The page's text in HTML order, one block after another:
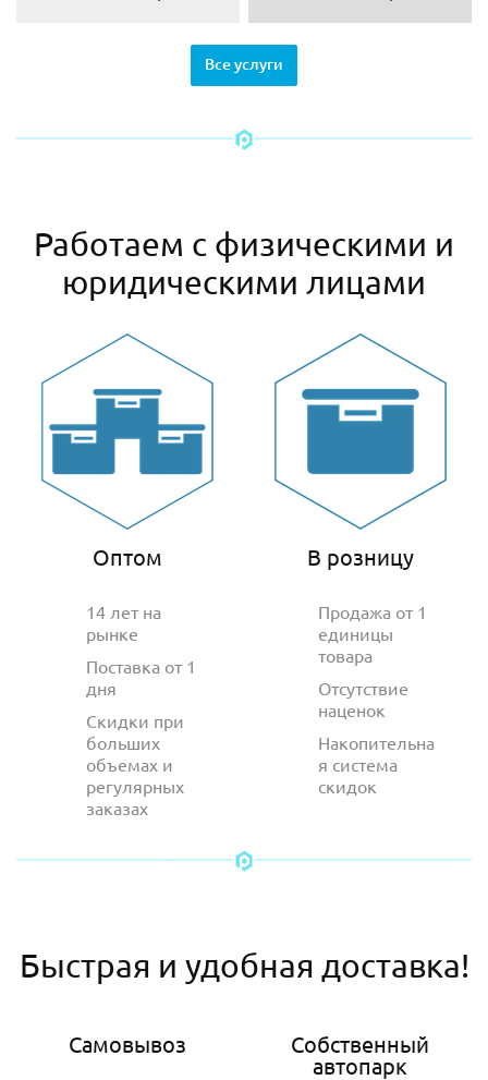
Все услуги
Работаем с физическими и
юридическими лицами
Оптом
14 лет на
рынке
Поставка от 1
дня
Скидки при
больших
объемах и
регулярных
заказах
В розницу
Продажа от 1
единицы
товара
Отсутствие
наценок
Накопительна
я система
скидок
Быстрая и удобная доставка!
Самовывоз
Собственный
автопарк